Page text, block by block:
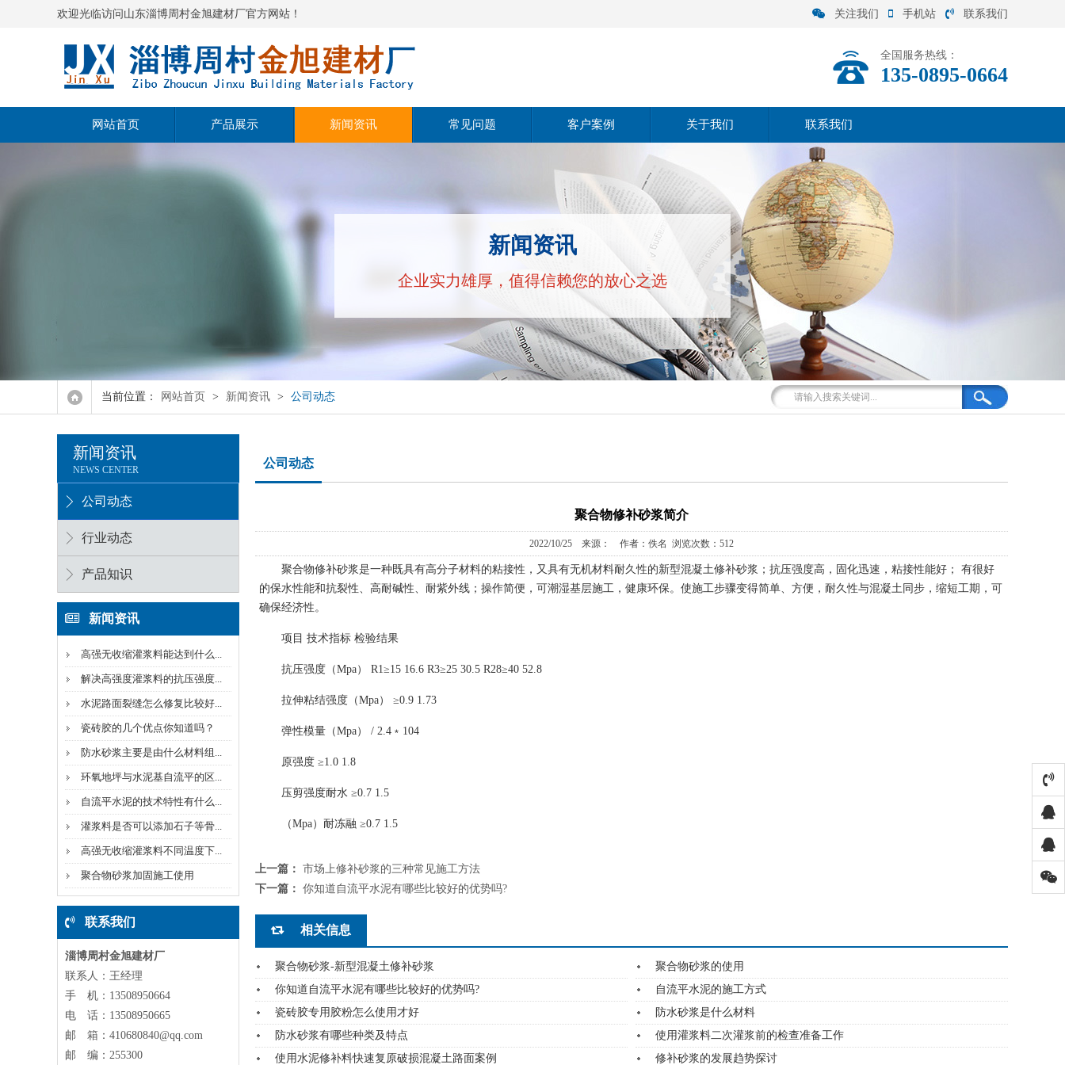
欢迎光临访问山东淄博周村金旭建材厂官方网站！ 关注我们 手机站 联系我们
全国服务热线：
135-0895-0664
网站首页 产品展示
高强度无收缩灌浆料
聚合物粘结砂浆
强力瓷砖胶
新闻资讯
行业动态
常见问题 客户案例 关于我们
经营范围
文化理念
公司实力
联系我们
联系方式
在线留言
新闻资讯
企业实力雄厚，值得信赖您的放心之选
当前位置： 网站首页 > 新闻资讯 > 公司动态
新闻资讯
NEWS CENTER
公司动态
行业动态
产品知识
新闻资讯
高强无收缩灌浆料能达到什么...
解决高强度灌浆料的抗压强度...
水泥路面裂缝怎么修复比较好...
瓷砖胶的几个优点你知道吗？
防水砂浆主要是由什么材料组...
环氧地坪与水泥基自流平的区...
自流平水泥的技术特性有什么...
灌浆料是否可以添加石子等骨...
高强无收缩灌浆料不同温度下...
聚合物砂浆加固施工使用
联系我们
淄博周村金旭建材厂
联系人：王经理
手 机：13508950664
电 话：13508950665
邮 箱：410680840@qq.com
邮 编：255300
公司动态
聚合物修补砂浆简介
2022/10/25 来源： 作者：佚名 浏览次数：512
聚合物修补砂浆是一种既具有高分子材料的粘接性，又具有无机材料耐久性的新型混凝土修补砂浆；抗压强度高，固化迅速，粘接性能好； 有很好
的保水性能和抗裂性、高耐碱性、耐紫外线；操作简便，可潮湿基层施工，健康环保。使施工步骤变得简单、方便，耐久性与混凝土同步，缩短工期，可
确保经济性。
项目 技术指标 检验结果
抗压强度（Mpa） R1≥15 16.6 R3≥25 30.5 R28≥40 52.8
拉伸粘结强度（Mpa） ≥0.9 1.73
弹性模量（Mpa） / 2.4﹡104
原强度 ≥1.0 1.8
压剪强度耐水 ≥0.7 1.5
（Mpa）耐冻融 ≥0.7 1.5
上一篇： 市场上修补砂浆的三种常见施工方法
下一篇： 你知道自流平水泥有哪些比较好的优势吗?
相关信息
聚合物砂浆-新型混凝土修补砂浆
聚合物砂浆的使用
你知道自流平水泥有哪些比较好的优势吗?
自流平水泥的施工方式
瓷砖胶专用胶粉怎么使用才好
防水砂浆是什么材料
防水砂浆有哪些种类及特点
使用灌浆料二次灌浆前的检查准备工作
使用水泥修补料快速复原破损混凝土路面案例
修补砂浆的发展趋势探讨